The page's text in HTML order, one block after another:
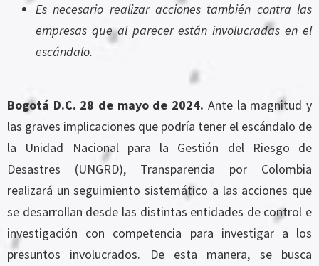
Es necesario realizar acciones también contra las
empresas que al parecer están involucradas en el
escándalo.
Bogotá D.C. 28 de mayo de 2024. Ante la magnitud y
las graves implicaciones que podría tener el escándalo de
la Unidad Nacional para la Gestión del Riesgo de
Desastres (UNGRD), Transparencia por Colombia
realizará un seguimiento sistemático a las acciones que
se desarrollan desde las distintas entidades de control e
investigación con competencia para investigar a los
presuntos involucrados. De esta manera, se busca